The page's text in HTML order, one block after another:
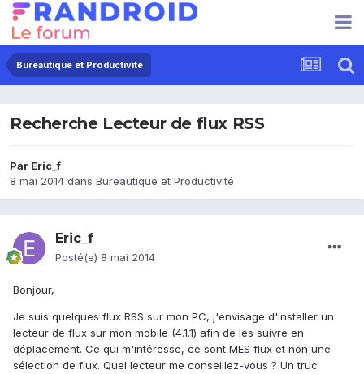
Bureautique et Productivité
Recherche Lecteur de flux RSS
Par Eric_f
8 mai 2014 dans Bureautique et Productivité
Eric_f
Posté(e) 8 mai 2014
Bonjour,
Je suis quelques flux RSS sur mon PC, j'envisage d'installer un
lecteur de flux sur mon mobile (4.1.1) afin de les suivre en
déplacement. Ce qui m'intéresse, ce sont MES flux et non une
sélection de flux. Quel lecteur me conseillez-vous ? Un truc